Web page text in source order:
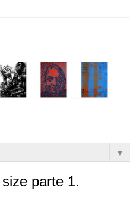
▼
parte 1.